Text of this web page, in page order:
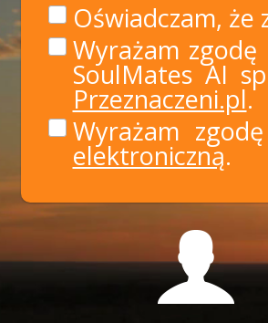
Oświadczam, że
Wyrażam
SoulMates AI
Przeznaczeni.pl.
Wyrażam
elektroniczną.